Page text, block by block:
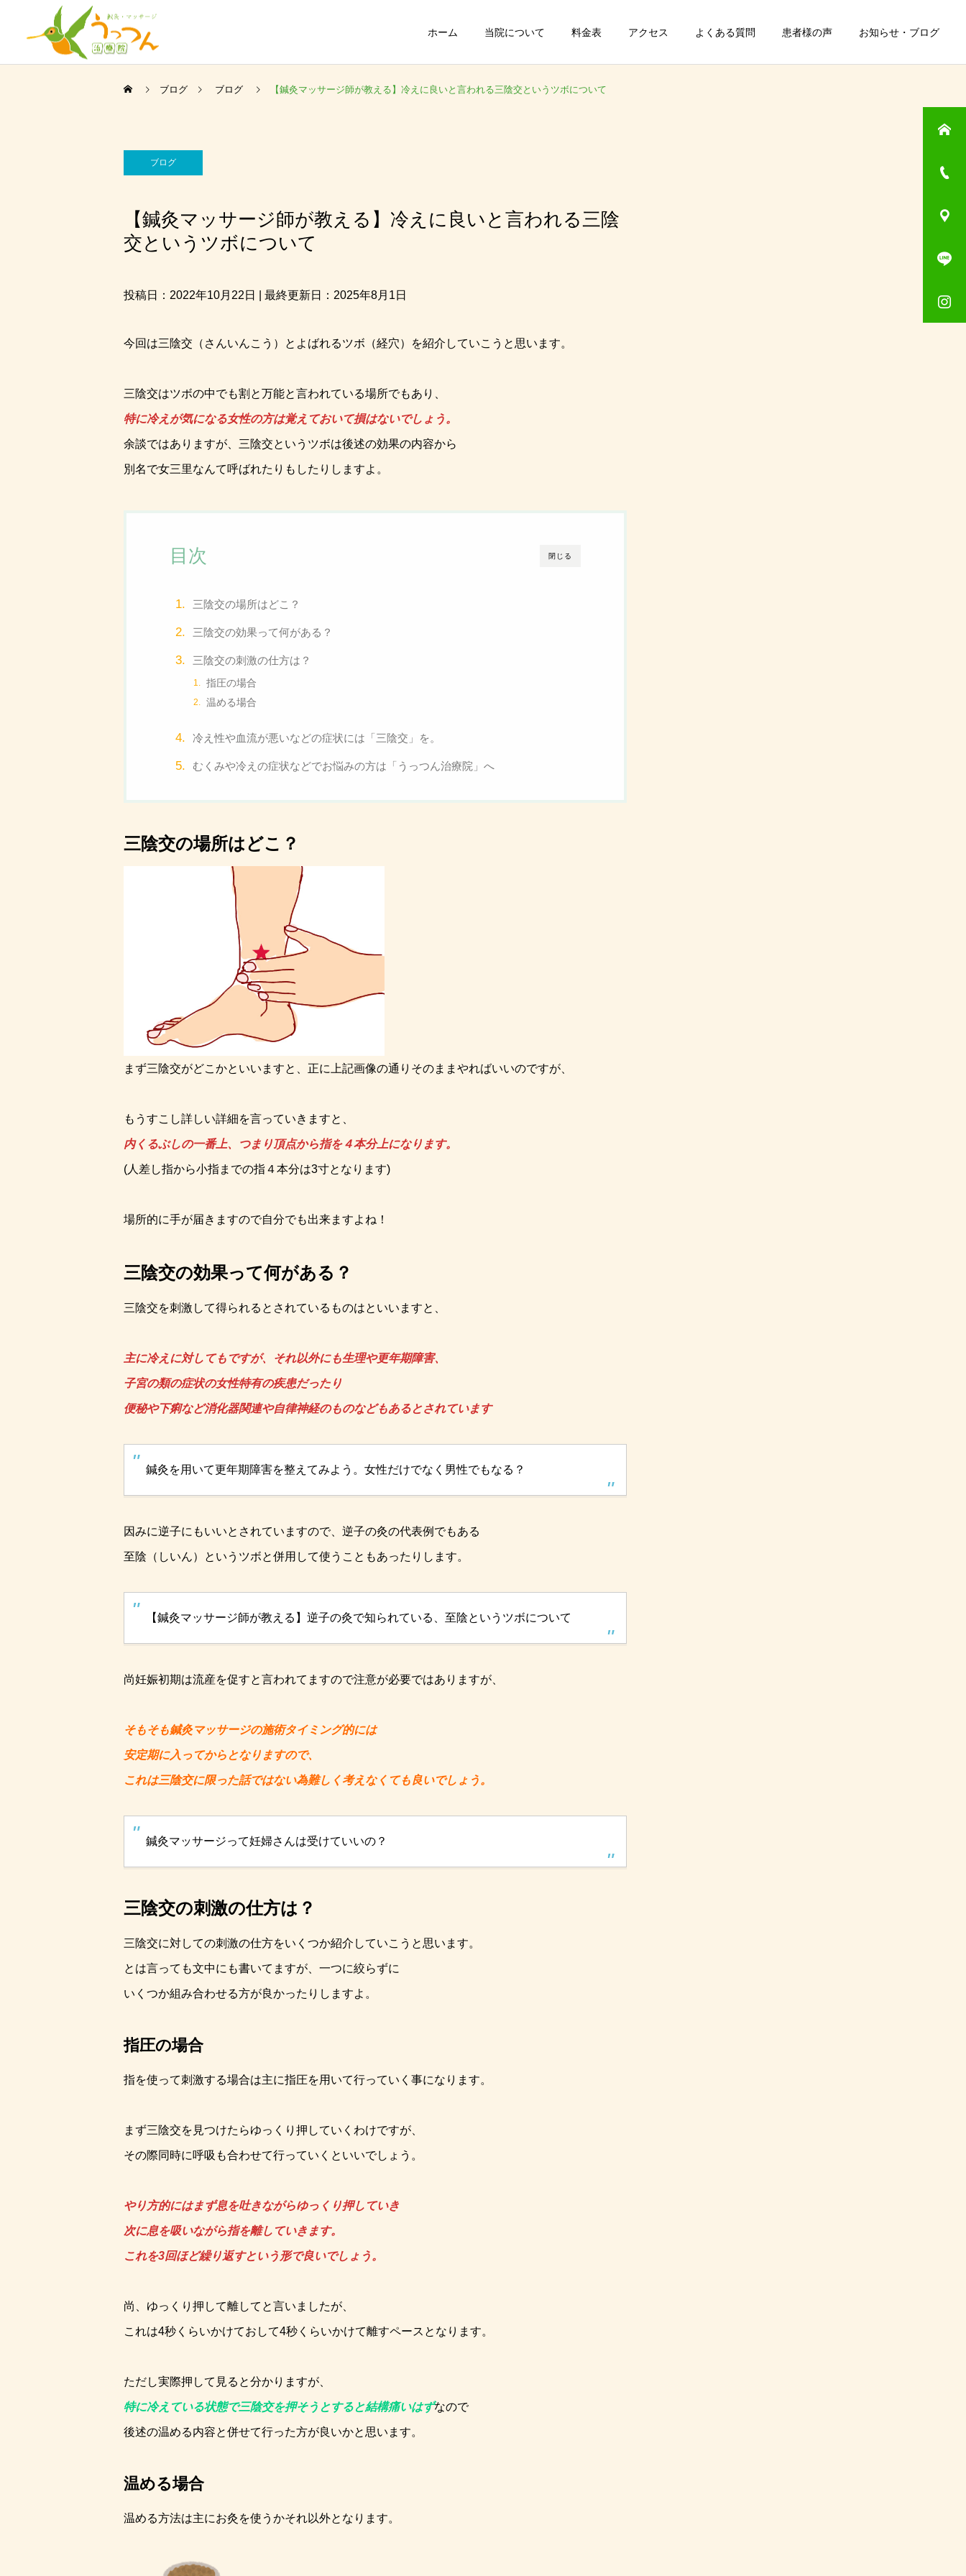
ホーム 当院について 料金表 アクセス よくある質問 患者様の声 お知らせ・ブログ
ブログ ブログ 【鍼灸マッサージ師が教える】冷えに良いと言われる三陰交というツボについて
ブログ
【鍼灸マッサージ師が教える】冷えに良いと言われる三陰
交というツボについて
投稿日：2022年10月22日 | 最終更新日：2025年8月1日
今回は三陰交（さんいんこう）とよばれるツボ（経穴）を紹介していこうと思います。
三陰交はツボの中でも割と万能と言われている場所でもあり、
特に冷えが気になる女性の方は覚えておいて損はないでしょう。
余談ではありますが、三陰交というツボは後述の効果の内容から
別名で女三里なんて呼ばれたりもしたりしますよ。
閉じる
目次
三陰交の場所はどこ？
三陰交の効果って何がある？
三陰交の刺激の仕方は？
指圧の場合
温める場合
冷え性や血流が悪いなどの症状には「三陰交」を。
むくみや冷えの症状などでお悩みの方は「うっつん治療院」へ
三陰交の場所はどこ？
まず三陰交がどこかといいますと、正に上記画像の通りそのままやればいいのですが、
もうすこし詳しい詳細を言っていきますと、
内くるぶしの一番上、つまり頂点から指を４本分上になります。
(人差し指から小指までの指４本分は3寸となります)
場所的に手が届きますので自分でも出来ますよね！
三陰交の効果って何がある？
三陰交を刺激して得られるとされているものはといいますと、
主に冷えに対してもですが、それ以外にも生理や更年期障害、
子宮の類の症状の女性特有の疾患だったり
便秘や下痢など消化器関連や自律神経のものなどもあるとされています
鍼灸を用いて更年期障害を整えてみよう。女性だけでなく男性でもなる？
因みに逆子にもいいとされていますので、逆子の灸の代表例でもある
至陰（しいん）というツボと併用して使うこともあったりします。
【鍼灸マッサージ師が教える】逆子の灸で知られている、至陰というツボについて
尚妊娠初期は流産を促すと言われてますので注意が必要ではありますが、
そもそも鍼灸マッサージの施術タイミング的には
安定期に入ってからとなりますので、
これは三陰交に限った話ではない為難しく考えなくても良いでしょう。
鍼灸マッサージって妊婦さんは受けていいの？
三陰交の刺激の仕方は？
三陰交に対しての刺激の仕方をいくつか紹介していこうと思います。
とは言っても文中にも書いてますが、一つに絞らずに
いくつか組み合わせる方が良かったりしますよ。
指圧の場合
指を使って刺激する場合は主に指圧を用いて行っていく事になります。
まず三陰交を見つけたらゆっくり押していくわけですが、
その際同時に呼吸も合わせて行っていくといいでしょう。
やり方的にはまず息を吐きながらゆっくり押していき
次に息を吸いながら指を離していきます。
これを3回ほど繰り返すという形で良いでしょう。
尚、ゆっくり押して離してと言いましたが、
これは4秒くらいかけておして4秒くらいかけて離すペースとなります。
ただし実際押して見ると分かりますが、
特に冷えている状態で三陰交を押そうとすると結構痛いはずなので
後述の温める内容と併せて行った方が良いかと思います。
温める場合
温める方法は主にお灸を使うかそれ以外となります。